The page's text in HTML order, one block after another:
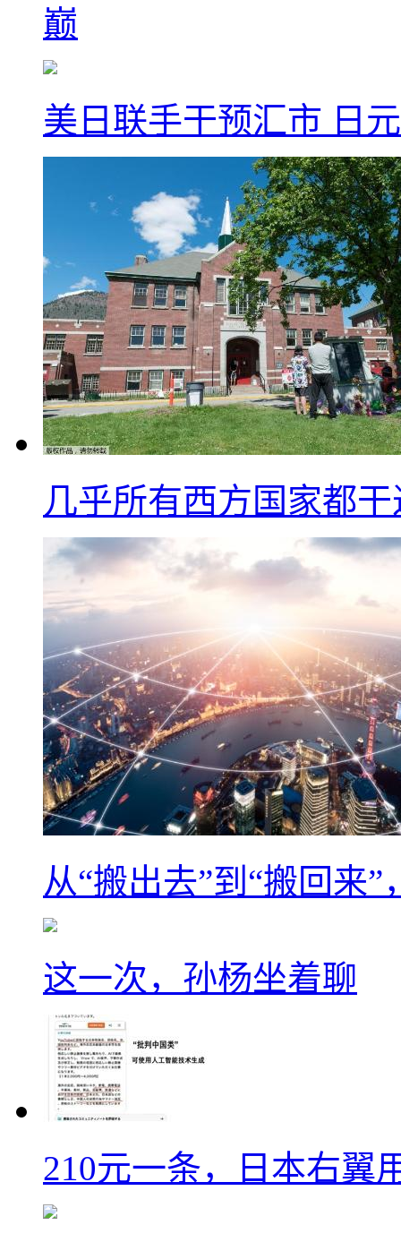
巅
美日联手干预汇市 日
几乎所有西方国家都
从“搬出去”到“搬回来
这一次，孙杨坐着聊
210元一条，日本右翼